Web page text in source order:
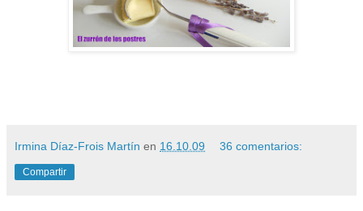
Irmina Díaz-Frois Martín en 16.10.09 36 comentarios:
Compartir